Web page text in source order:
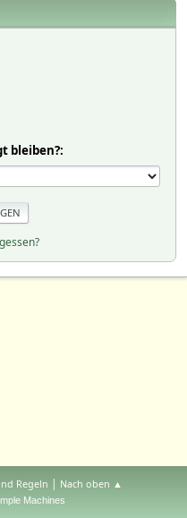
bleiben?:
Regeln | Nach oben ▲
Machines